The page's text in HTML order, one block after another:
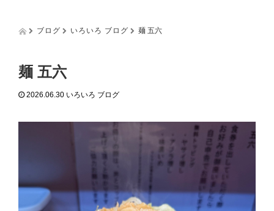
t
i
o
ブログ いろいろ ブログ 麺 五六
麺 五六
2026.06.30 いろいろ ブログ